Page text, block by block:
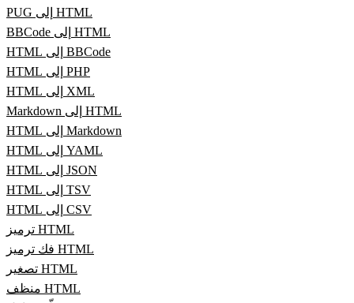
PUG إلى HTML
BBCode إلى HTML
HTML إلى BBCode
HTML إلى PHP
HTML إلى XML
Markdown إلى HTML
HTML إلى Markdown
HTML إلى YAML
HTML إلى JSON
HTML إلى TSV
HTML إلى CSV
ترميز HTML
فك ترميز HTML
تصغير HTML
منظف HTML